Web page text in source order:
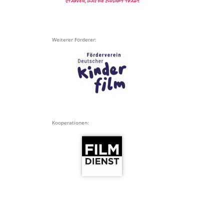
Weiterer Förderer:
Kooperationen: